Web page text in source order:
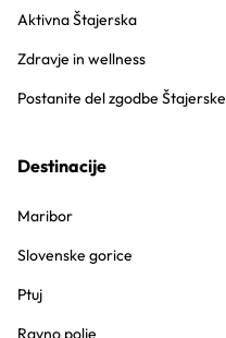
Aktivna Štajerska
Zdravje in wellness
Postanite del zgodbe Štajerske
Destinacije
Maribor
Slovenske gorice
Ptuj
Ravno polje